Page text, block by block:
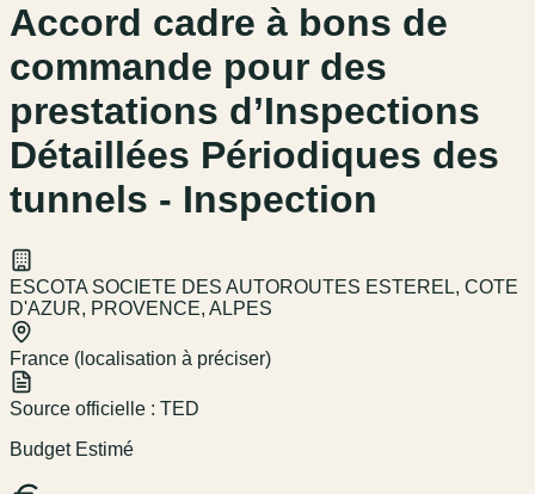
Accord cadre à bons de
commande pour des
prestations d’Inspections
Détaillées Périodiques des
tunnels - Inspection
ESCOTA SOCIETE DES AUTOROUTES ESTEREL, COTE
D'AZUR, PROVENCE, ALPES
France (localisation à préciser)
Source officielle : TED
Budget Estimé